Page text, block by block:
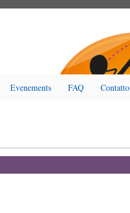
Evenements FAQ Contatto